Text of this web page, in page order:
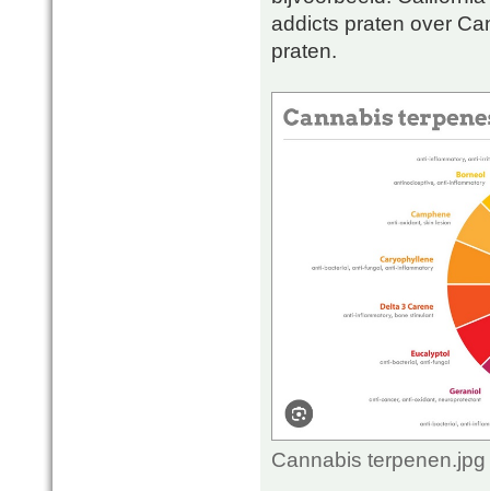
addicts praten over
praten.
Cannabis